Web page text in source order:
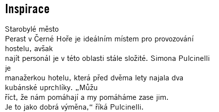
Inspirace
Starobylé město
Perast v Černé Hoře je ideálním místem pro provozování
hostelu, avšak
najít personál je v této oblasti stále složité. Simona Pulcinelli
je
manažerkou hotelu, která před dvěma lety najala dva
kubánské uprchlíky. „Můžu
říct, že nám pomáhají a my pomáháme zase jim.
Je to jako dobrá výměna,“ říká Pulcinelli.